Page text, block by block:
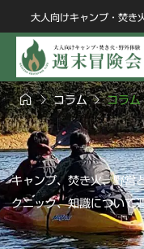
大人向けキャンプ・焚き
コラムコラム
キャンプ、焚き火、野営
クニック、知識について